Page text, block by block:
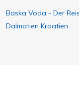
Baska Voda - Der
Dalmatien Kroatien